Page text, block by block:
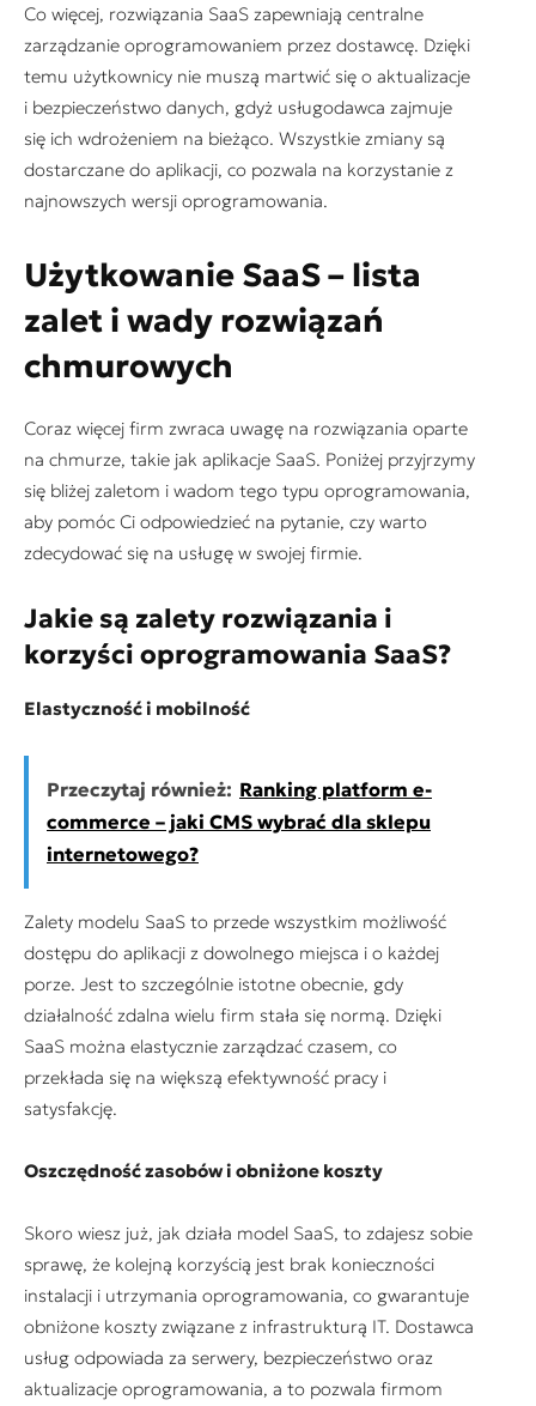
Co więcej, rozwiązania SaaS zapewniają centralne
zarządzanie oprogramowaniem przez dostawcę. Dzięki
temu użytkownicy nie muszą martwić się o aktualizacje
i bezpieczeństwo danych, gdyż usługodawca zajmuje
się ich wdrożeniem na bieżąco. Wszystkie zmiany są
dostarczane do aplikacji, co pozwala na korzystanie z
najnowszych wersji oprogramowania.
Użytkowanie SaaS – lista
zalet i wady rozwiązań
chmurowych
Coraz więcej firm zwraca uwagę na rozwiązania oparte
na chmurze, takie jak aplikacje SaaS. Poniżej przyjrzymy
się bliżej zaletom i wadom tego typu oprogramowania,
aby pomóc Ci odpowiedzieć na pytanie, czy warto
zdecydować się na usługę w swojej firmie.
Jakie są zalety rozwiązania i
korzyści oprogramowania SaaS?
Elastyczność i mobilność
Przeczytaj również: Ranking platform e-
commerce – jaki CMS wybrać dla sklepu
internetowego?
Zalety modelu SaaS to przede wszystkim możliwość
dostępu do aplikacji z dowolnego miejsca i o każdej
porze. Jest to szczególnie istotne obecnie, gdy
działalność zdalna wielu firm stała się normą. Dzięki
SaaS można elastycznie zarządzać czasem, co
przekłada się na większą efektywność pracy i
satysfakcję.
Oszczędność zasobów i obniżone koszty
Skoro wiesz już, jak działa model SaaS, to zdajesz sobie
sprawę, że kolejną korzyścią jest brak konieczności
instalacji i utrzymania oprogramowania, co gwarantuje
obniżone koszty związane z infrastrukturą IT. Dostawca
usług odpowiada za serwery, bezpieczeństwo oraz
aktualizacje oprogramowania, a to pozwala firmom